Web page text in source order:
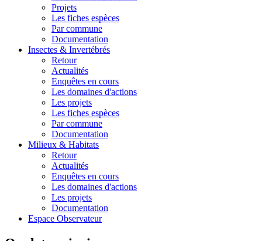
Projets
Les fiches espèces
Par commune
Documentation
Insectes & Invertébrés
Retour
Actualités
Enquêtes en cours
Les domaines d'actions
Les projets
Les fiches espèces
Par commune
Documentation
Milieux & Habitats
Retour
Actualités
Enquêtes en cours
Les domaines d'actions
Les projets
Documentation
Espace Observateur